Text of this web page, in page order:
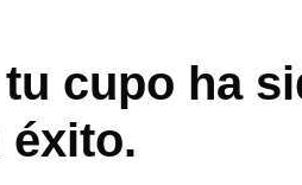
cupo ha
éxito.